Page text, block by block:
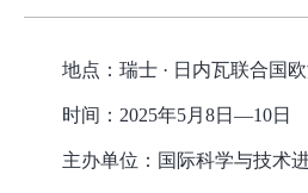
地点：瑞士 · 日内瓦联合国
时间： 2025年5月8日—10日
主办单位：国际科学与技术